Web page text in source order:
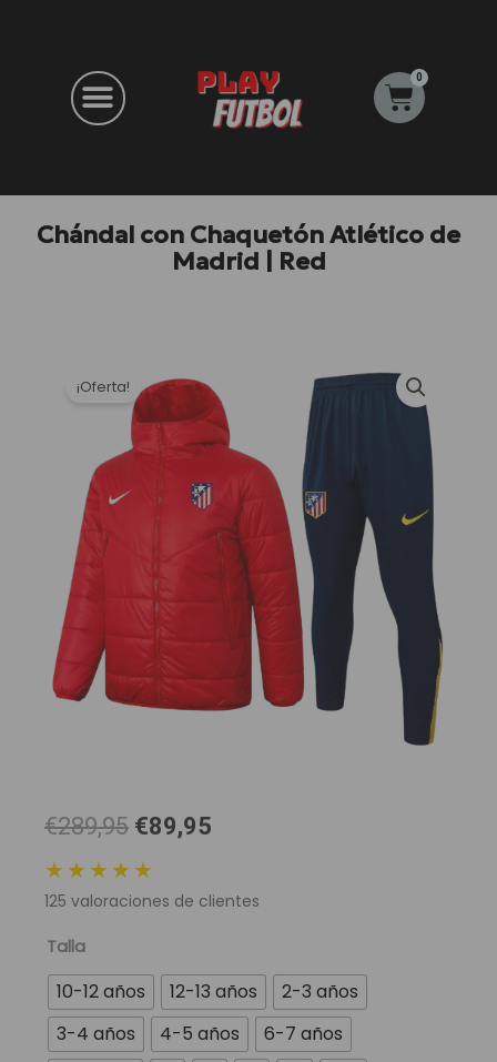
0
Carrito
Chándal con Chaquetón Atlético de
Madrid | Red
¡Oferta!
€289,95 El
original
era:
€89,95
es:
★★★★★
125 valoraciones de clientes
Talla
10-12 años 12-13 años
2-3 años
3-4 años
4-5 años
6-7 años
Chándal
con
Chaquetón
Atlético
de